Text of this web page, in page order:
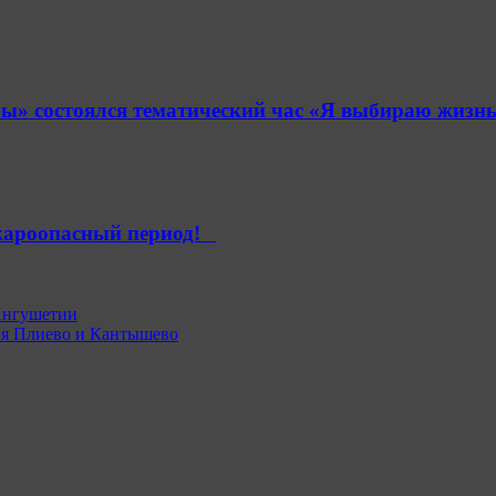
тематический час «Я выбираю
период!⁣⁣⠀
Плиево и Кантышево